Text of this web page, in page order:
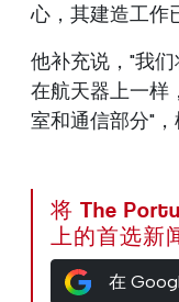
心，其建造工作
他补充说，"我
在航天器上一样
室和通信部分"，
将 The
上的首选新
在